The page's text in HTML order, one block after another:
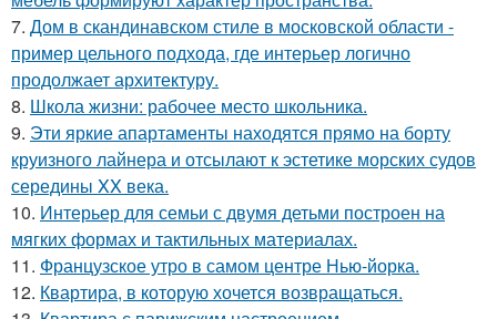
7. Дом в скандинавском стиле в московской области -
пример цельного подхода, где интерьер логично
продолжает архитектуру.
8. Школа жизни: рабочее место школьника.
9. Эти яркие апартаменты находятся прямо на борту
круизного лайнера и отсылают к эстетике морских судов
середины XX века.
10. Интерьер для семьи с двумя детьми построен на
мягких формах и тактильных материалах.
11. Французское утро в самом центре Нью-йорка.
12. Квартира, в которую хочется возвращаться.